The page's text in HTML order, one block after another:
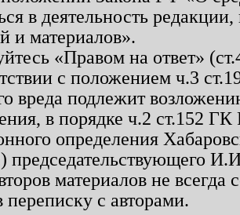
в деятельность
и материалов».
«Правом на ответ»
с положением ч.3
вреда подлежит
в порядке ч.2 ст.152
определения
председательствующего
материалов не
переписку с авторами.